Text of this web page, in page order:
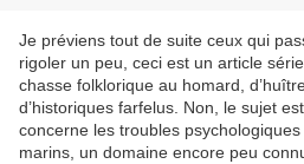
Je préviens tout de suite ceux qui
rigoler un peu, ceci est un article
chasse folklorique au homard,
d’historiques farfelus. Non, le sujet
concerne les troubles
marins, un domaine encore peu